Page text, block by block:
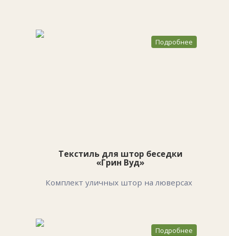
Подробнее
Текстиль для штор беседки
«Грин Вуд»
Комплект уличных штор на люверсах
Подробнее